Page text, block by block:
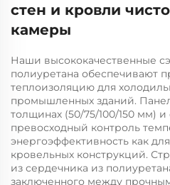
стен и кровли
камеры
Наши высококачественные
полиуретана обеспечивают
теплоизоляцию для
промышленных зданий.
толщинах (50/75/100/150 мм)
превосходный контроль
энергоэффективность как
кровельных конструкций.
из сердечника из
заключенного между